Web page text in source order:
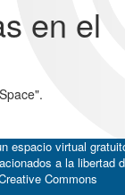
en el
espacio virtual
a la libertad
Commons